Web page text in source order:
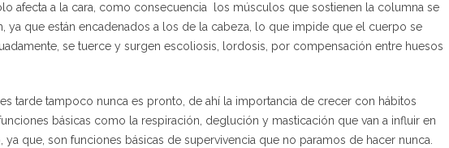
afecta a la cara, como consecuencia los músculos que sostienen la columna se
ya que están encadenados a los de la cabeza, lo que impide que el cuerpo se
se tuerce y surgen escoliosis, lordosis, por compensación entre huesos
tarde tampoco nunca es pronto, de ahí la importancia de crecer con hábitos
básicas como la respiración, deglución y masticación que van a influir en
que, son funciones básicas de supervivencia que no paramos de hacer nunca.